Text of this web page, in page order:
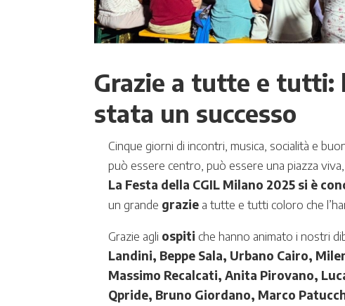
Grazie a tutte e tutti:
stata un successo
Cinque giorni di incontri, musica, socialità e
può essere centro, può essere una piazza
La Festa della CGIL Milano 2025 si è
un grande grazie a tutte e tutti coloro che
Grazie agli ospiti che hanno animato i nostri
Landini, Beppe Sala, Urbano Cairo,
Massimo Recalcati, Anita Pirovano,
Qpride, Bruno Giordano, Marco